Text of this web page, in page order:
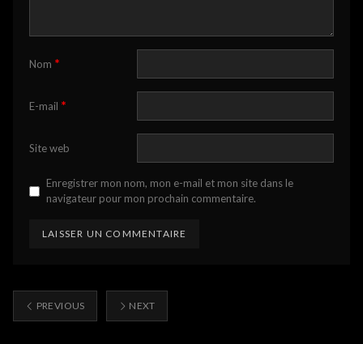
Nom *
E-mail *
Site web
Enregistrer mon nom, mon e-mail et mon site dans le
navigateur pour mon prochain commentaire.
PREVIOUS NEXT